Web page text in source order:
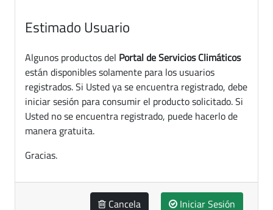
Estimado Usuario
Algunos productos del Portal de Servicios Climáticos
están disponibles solamente para los usuarios
registrados. Si Usted ya se encuentra registrado, debe
iniciar sesión para consumir el producto solicitado. Si
Usted no se encuentra registrado, puede hacerlo de
manera gratuita.
Gracias.
Cancela Iniciar Sesión